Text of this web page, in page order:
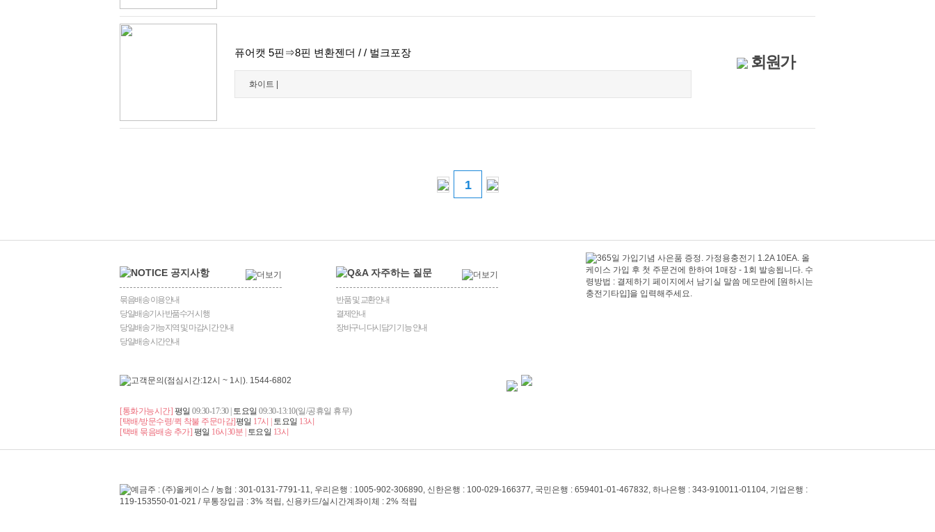
퓨어캣 5핀⇒8핀 변환젠더 / / 벌크포장
화이트 |
회원가
1
묶음배송 이용안내
당일배송기사 반품수거 시행
당일배송 가능지역 및 마감시간 안내
당일배송 시간안내
반품 및 교환안내
결제안내
장바구니 다시담기 기능 안내
[통화가능시간] 평일 09:30-17:30 | 토요일 09:30-13:10(일/공휴일 휴무)
[택배/방문수령/퀵 착불 주문마감]평일 17시 | 토요일 13시
[택배 묶음배송 추가] 평일 16시30분 | 토요일 13시